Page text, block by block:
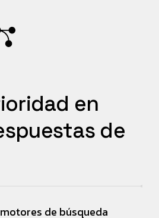
en
de
de búsqueda